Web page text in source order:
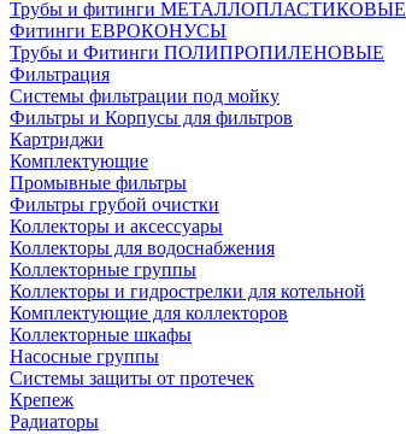
Трубы и фитинги МЕТАЛЛОПЛАСТИКОВЫЕ
Фитинги ЕВРОКОНУСЫ
Трубы и Фитинги ПОЛИПРОПИЛЕНОВЫЕ
Фильтрация
Системы фильтрации под мойку
Фильтры и Корпусы для фильтров
Картриджи
Комплектующие
Промывные фильтры
Фильтры грубой очистки
Коллекторы и аксессуары
Коллекторы для водоснабжения
Коллекторные группы
Коллекторы и гидрострелки для котельной
Комплектующие для коллекторов
Коллекторные шкафы
Насосные группы
Системы защиты от протечек
Крепеж
Радиаторы